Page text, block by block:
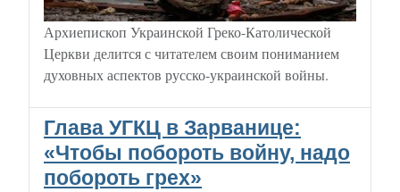
Архиепископ Украинской Греко-Католической
Церкви делится с читателем своим пониманием
духовных аспектов русско-украинской войны.
Глава УГКЦ в Зарванице:
«Чтобы побороть войну, надо
побороть грех»